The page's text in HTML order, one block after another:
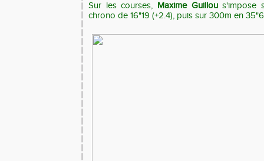
Sur les courses, Maxime Guillous'impose
chrono de 16"19 (+2.4), puis sur 300m en